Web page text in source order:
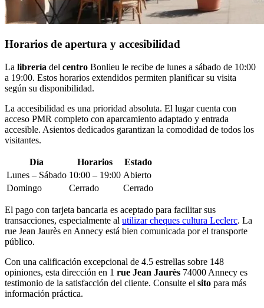
Horarios de apertura y accesibilidad
La librería del centro Bonlieu le recibe de lunes a sábado de 10:00
a 19:00. Estos horarios extendidos permiten planificar su visita
según su disponibilidad.
La accesibilidad es una prioridad absoluta. El lugar cuenta con
acceso PMR completo con aparcamiento adaptado y entrada
accesible. Asientos dedicados garantizan la comodidad de todos los
visitantes.
Día Horarios
Estado
Lunes – Sábado 10:00 – 19:00 Abierto
Domingo
Cerrado Cerrado
El pago con tarjeta bancaria es aceptado para facilitar sus
transacciones, especialmente al utilizar cheques cultura Leclerc. La
rue Jean Jaurès en Annecy está bien comunicada por el transporte
público.
Con una calificación excepcional de 4.5 estrellas sobre 148
opiniones, esta dirección en 1 rue Jean Jaurès 74000 Annecy es
testimonio de la satisfacción del cliente. Consulte el sito para más
información práctica.